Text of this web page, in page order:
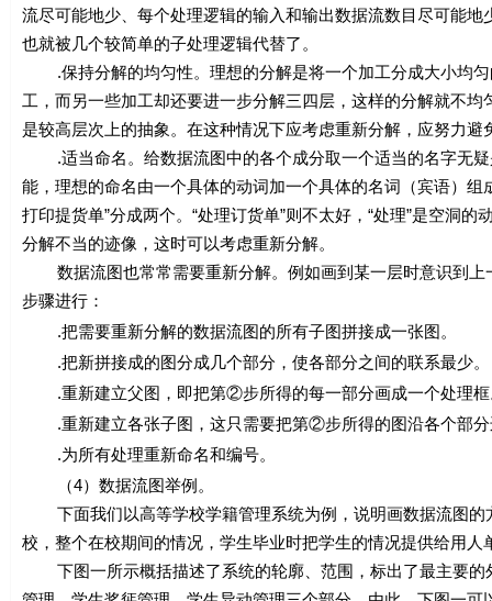
流尽可能地少、每个处理逻辑的输入和输出数据流数目尽可能
也就被几个较简单的子处理逻辑代替了。
.保持分解的均匀性。理想的分解是将一个加工分成大小均匀
工，而另一些加工却还要进一步分解三四层，这样的分解就不
是较高层次上的抽象。在这种情况下应考虑重新分解，应努力避
.适当命名。给数据流图中的各个成分取一个适当的名字无疑
能，理想的命名由一个具体的动词加一个具体的名词（宾语）组
打印提货单”分成两个。“处理订货单”则不太好，“处理”是空洞
分解不当的迹像，这时可以考虑重新分解。
数据流图也常常需要重新分解。例如画到某一层时意识到上
步骤进行：
.把需要重新分解的数据流图的所有子图拼接成一张图。
.把新拼接成的图分成几个部分，使各部分之间的联系最少。
.重新建立父图，即把第②步所得的每一部分画成一个处理框
.重新建立各张子图，这只需要把第②步所得的图沿各个部分
.为所有处理重新命名和编号。
（4）数据流图举例。
下面我们以高等学校学籍管理系统为例，说明画数据流图的
校，整个在校期间的情况，学生毕业时把学生的情况提供给用
下图一所示概括描述了系统的轮廓、范围，标出了最主要的